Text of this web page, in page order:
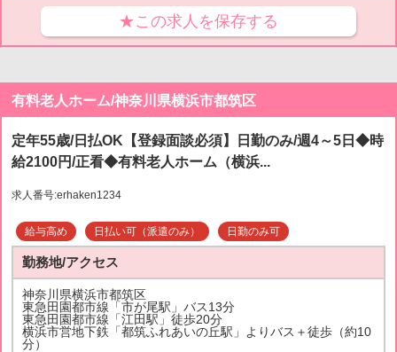
★この求人を保存する
有料老人ホーム/神奈川県横浜市都筑区
定年55歳/日払OK【登録面談必須】日勤のみ/週4～5日◆時
給2100円/正看◆有料老人ホーム（横浜...
求人番号:erhaken1234
給与高め 日払い可（派遣のみ） 日勤のみ可
勤務地/アクセス
神奈川県横浜市都筑区
東急田園都市線「市が尾駅」バス13分
東急田園都市線「江田駅」徒歩20分
横浜市営地下鉄「都筑ふれあいの丘駅」よりバス＋徒歩（約10
分）